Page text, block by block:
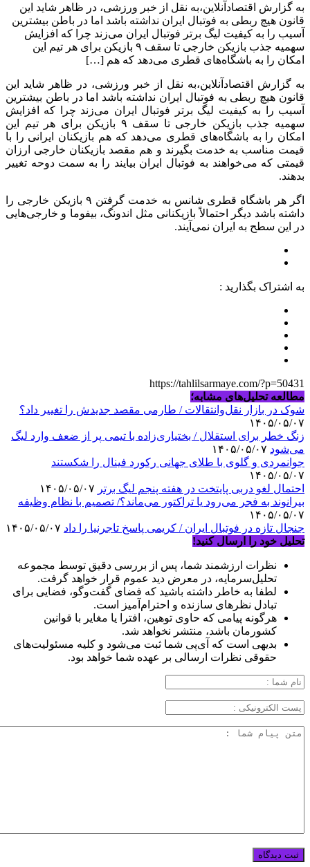
به گزارش اقتصادآنلاین،به نقل از خبر ورزشی، در ظاهر شاید این
قانون هیچ ربطی به فوتبال ایران نداشته باشد اما در باطن بیشترین
آسیب را به کیفیت لیگ برتر فوتبال ایران می‌زند چرا که افزایش
سهمیه جذب بازیکن خارجی تا سقف ۹ بازیکن برای هر تیم این
امکان را به باشگاه‌های قطری می‌دهد که هم […]
به گزارش اقتصادآنلاین،به نقل از خبر ورزشی، در ظاهر شاید این
قانون هیچ ربطی به فوتبال ایران نداشته باشد اما در باطن بیشترین
آسیب را به کیفیت لیگ برتر فوتبال ایران می‌زند چرا که افزایش
سهمیه جذب بازیکن خارجی تا سقف ۹ بازیکن برای هر تیم این
امکان را به باشگاه‌های قطری می‌دهد که هم بازیکنان ایرانی را با
قیمت مناسب به خدمت بگیرند و هم مقصد بازیکنان خارجی ارزان
قیمتی که می‌خواهند به فوتبال ایران بیایند را به سمت دوحه تغییر
بدهند.
اگر هر باشگاه قطری شانس به خدمت گرفتن ۹ بازیکن خارجی را
داشته باشد دیگر احتمالاً بازیکنانی مثل اندونگ، بیفوما و خارجی‌هایی
در این سطح به ایران نمی‌آیند.
به اشتراک بگذارید :
https://tahlilsarmaye.com/?p=50431
مطالعه تحلیل‌های مشابه؛
شوک در بازار نقل‌وانتقالات / طارمی مقصد جدیدش را تغییر داد؟
۱۴۰۵/۰۵/۰۷
زنگ خطر برای استقلال / بختیاری‌زاده با تیمی پر از ضعف وارد لیگ
می‌شود
جوانمردی و گلوی با طلای جهانی رکورد فینال را شکستند
۱۴۰۵/۰۵/۰۷
احتمال لغو دربی پایتخت در هفته پنجم لیگ برتر
بیرانوند به فجر می‌رود یا تراکتور می‌ماند؟/ تصمیم با نظام وظیفه
۱۴۰۵/۰۵/۰۷
جنجال تازه در فوتبال ایران / کریمی پاسخ تاجرنیا را داد
تحلیل خود را ارسال کنید!
نظرات ارزشمند شما، پس از بررسی دقیق توسط مجموعه
تحلیل‌سرمایه، در معرض دید عموم قرار خواهد گرفت.
لطفا به خاطر داشته باشید که فضای گفت‌وگو، فضایی برای
تبادل نظرهای سازنده و احترام‌آمیز است.
هرگونه پیامی که حاوی توهین، افترا یا مغایر با قوانین
کشورمان باشد، منتشر نخواهد شد.
بدیهی است که آی‌پی شما ثبت می‌شود و کلیه مسئولیت‌های
حقوقی نظرات ارسالی بر عهده شما خواهد بود.